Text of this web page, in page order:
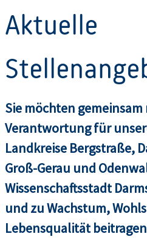
Aktuelle
Sie möchten
Verantwortung für
Landkreise Bergstraße,
Groß-Gerau und
Wissenschaftsstadt
und zu Wachstum,
Lebensqualität